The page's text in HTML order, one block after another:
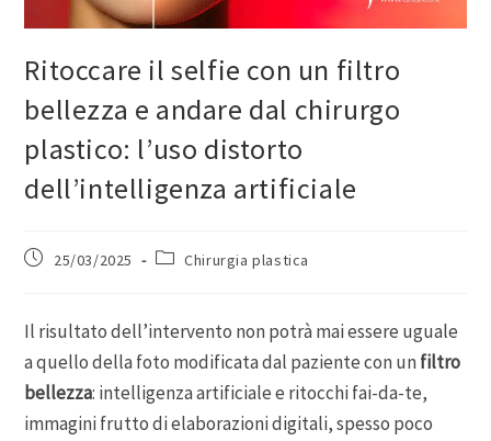
Ritoccare il selfie con un filtro
bellezza e andare dal chirurgo
plastico: l’uso distorto
dell’intelligenza artificiale
25/03/2025 Chirurgia plastica
Il risultato dell’intervento non potrà mai essere uguale
a quello della foto modificata dal paziente con unfiltro
bellezza: intelligenza artificiale e ritocchi fai-da-te,
immagini frutto di elaborazioni digitali, spesso poco